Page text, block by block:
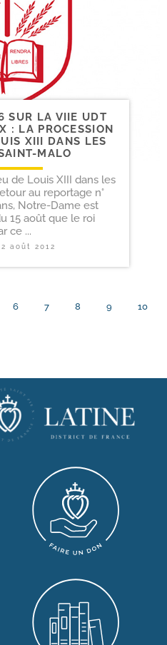
SUR LA VIIE UDT
: LA PROCESSION
XIII DANS LES
MALO
de Louis XIII dans les
au reportage n°
Notre-Dame est
15 août que le roi
ce ...
août 2012
6 7 8 9 10